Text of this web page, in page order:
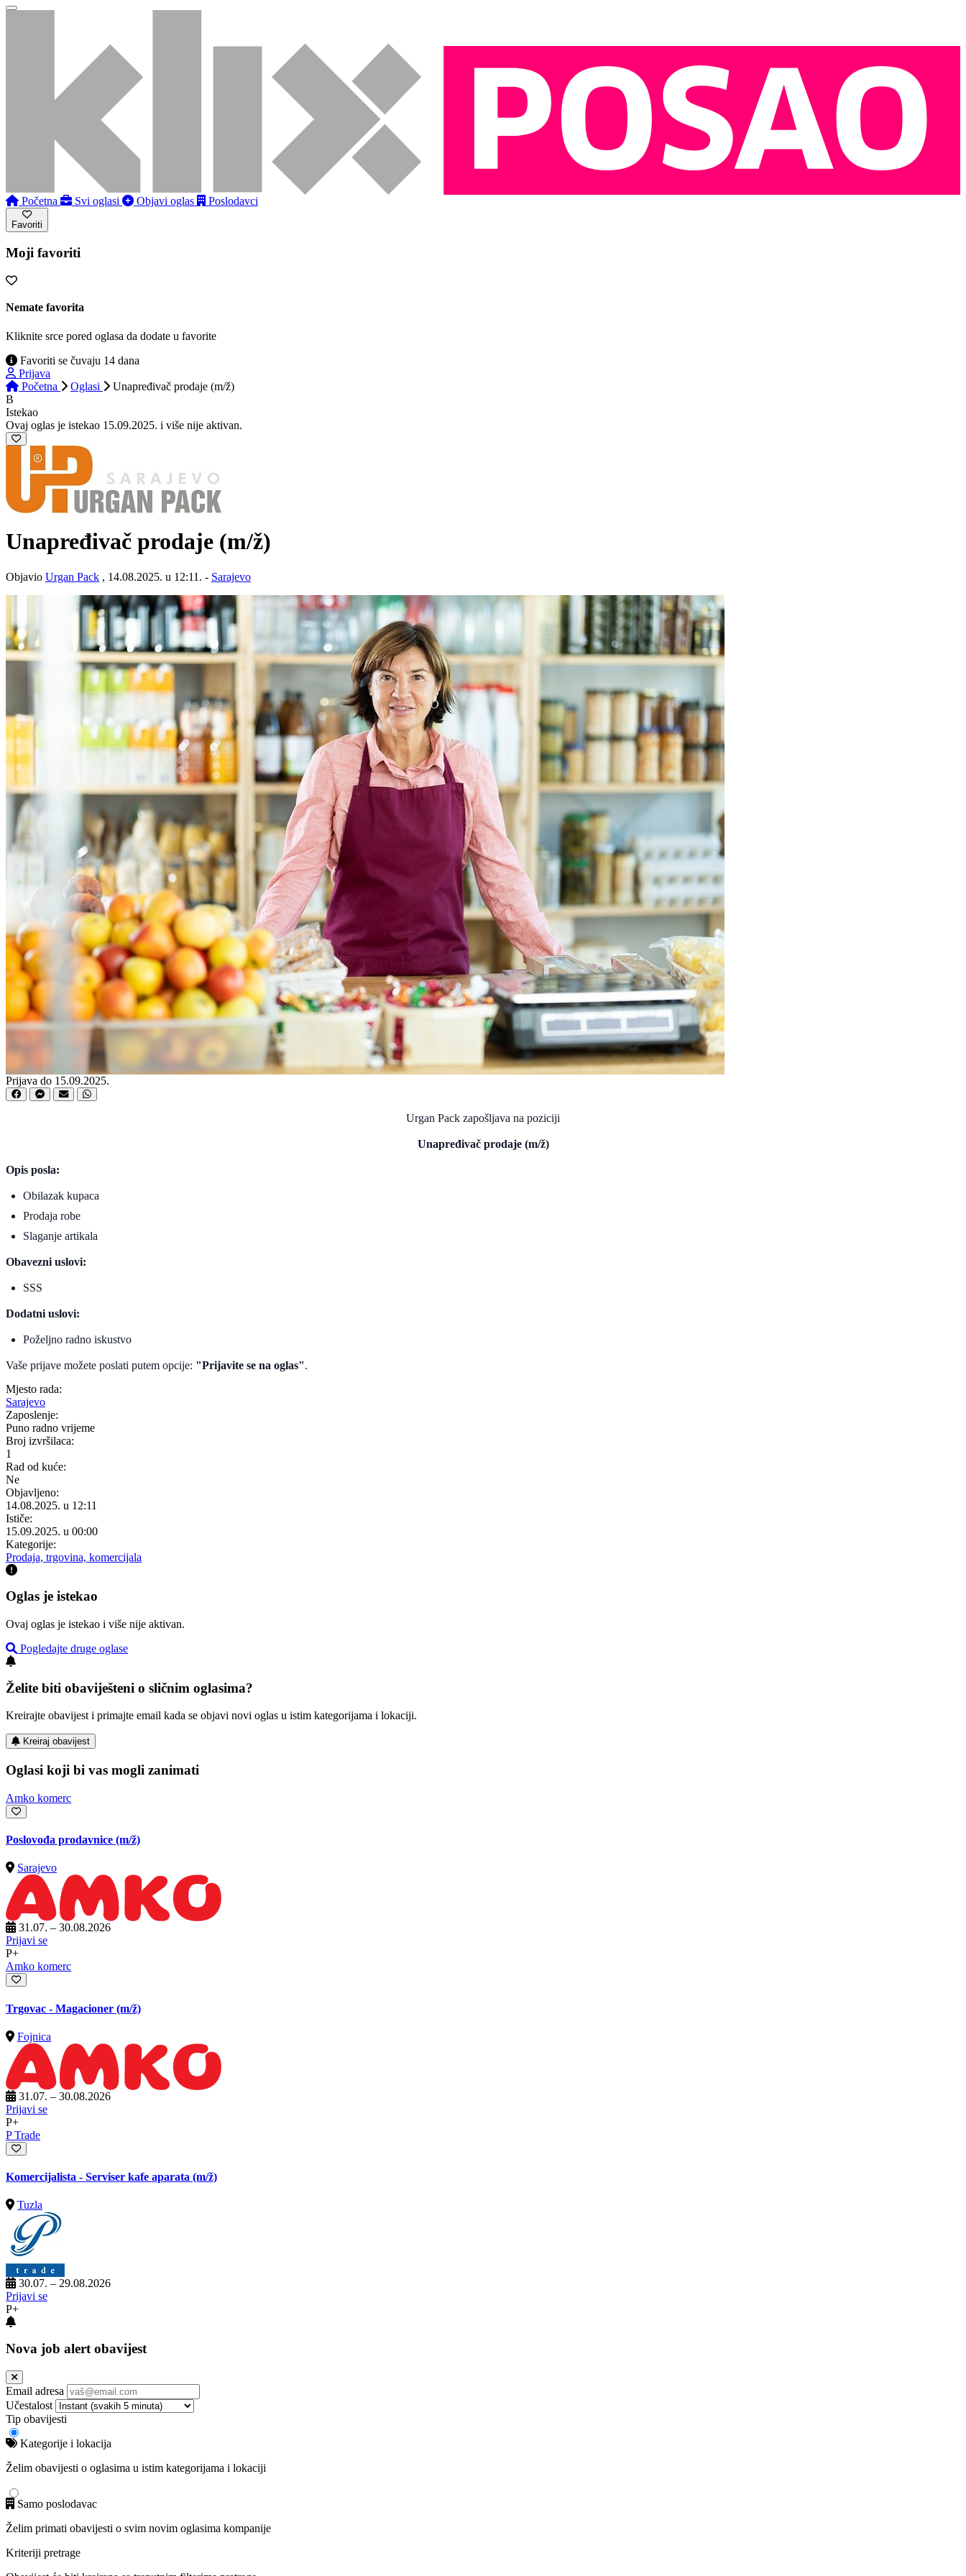
Početna Svi oglasi Objavi oglas Poslodavci
Favoriti
Moji favoriti
Nemate favorita
Kliknite srce pored oglasa da dodate u favorite
Favoriti se čuvaju 14 dana
Prijava
Početna
Oglasi
Unapređivač prodaje (m/ž)
B
Istekao
Ovaj oglas je istekao 15.09.2025. i više nije aktivan.
Unapređivač prodaje (m/ž)
Objavio Urgan Pack , 14.08.2025. u 12:11. - Sarajevo
Prijava do 15.09.2025.
Urgan Pack zapošljava na poziciji
Unapređivač prodaje (m/ž)
Opis posla:
Obilazak kupaca
Prodaja robe
Slaganje artikala
Obavezni uslovi:
SSS
Dodatni uslovi:
Poželjno radno iskustvo
Vaše prijave možete poslati putem opcije: "Prijavite se na oglas".
Mjesto rada:
Sarajevo
Zaposlenje:
Puno radno vrijeme
Broj izvršilaca:
1
Rad od kuće:
Ne
Objavljeno:
14.08.2025. u 12:11
Ističe:
15.09.2025. u 00:00
Kategorije:
Prodaja, trgovina, komercijala
Oglas je istekao
Ovaj oglas je istekao i više nije aktivan.
Pogledajte druge oglase
Želite biti obaviješteni o sličnim oglasima?
Kreirajte obavijest i primajte email kada se objavi novi oglas u istim kategorijama i lokaciji.
Kreiraj obavijest
Oglasi koji bi vas mogli zanimati
Amko komerc
Poslovođa prodavnice (m/ž)
Sarajevo
31.07. – 30.08.2026
Prijavi se
P+
Amko komerc
Trgovac - Magacioner (m/ž)
Fojnica
31.07. – 30.08.2026
Prijavi se
P+
P Trade
Komercijalista - Serviser kafe aparata (m/ž)
Tuzla
30.07. – 29.08.2026
Prijavi se
P+
Nova job alert obavijest
Email adresa
Učestalost
Tip obavijesti
Kategorije i lokacija
Želim obavijesti o oglasima u istim kategorijama i lokaciji
Samo poslodavac
Želim primati obavijesti o svim novim oglasima kompanije
Kriteriji pretrage